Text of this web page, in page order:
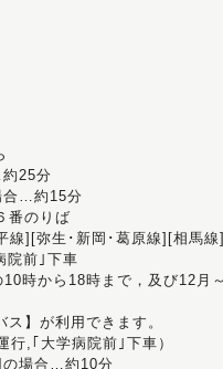
25分
合…約15分
番のりば
線][弥生･新岡･葛原線][相馬
院前｣下車
時から18時まで，及び12月
ス】が利用できます。
行,｢大学病院前｣下車）
の場合…約10分